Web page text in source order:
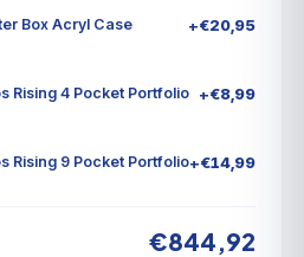
Box Acryl Case +€20,95
Rising 4 Pocket Portfolio +€8,99
Rising 9 Pocket Portfolio+€14,99
€844,92